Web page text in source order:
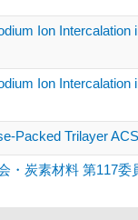
Ion
Ion
Packed Trilayer
炭素材料 第117